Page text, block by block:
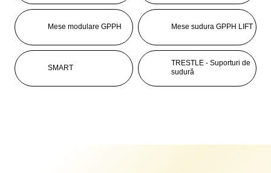
Mese modulare GPPH Mese sudura GPPH LIFT
SMART
TRESTLE - Suporturi de
sudură